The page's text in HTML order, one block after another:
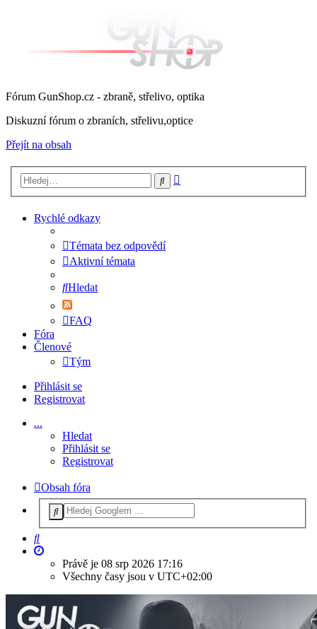
Fórum GunShop.cz - zbraně, střelivo, optika
Diskuzní fórum o zbraních, střelivu,optice
Přejít na obsah
Hledat
Rychlé odkazy
Témata bez odpovědí
Aktivní témata
Hledat
FAQ
Fóra
Členové
Tým
Přihlásit se
Registrovat
...
Hledat
Přihlásit se
Registrovat
Obsah fóra
Hledat
Právě je 08 srp 2026 17:16
Všechny časy jsou v UTC+02:00